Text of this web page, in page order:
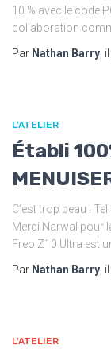
10 % avec le code
collaboration
Par Nathan Barry ,
L'ATELIER
Établi
C’est trop beau !
Merci Narwal pour
Freo Z10 Ultra est
Par Nathan Barry ,
L'ATELIER